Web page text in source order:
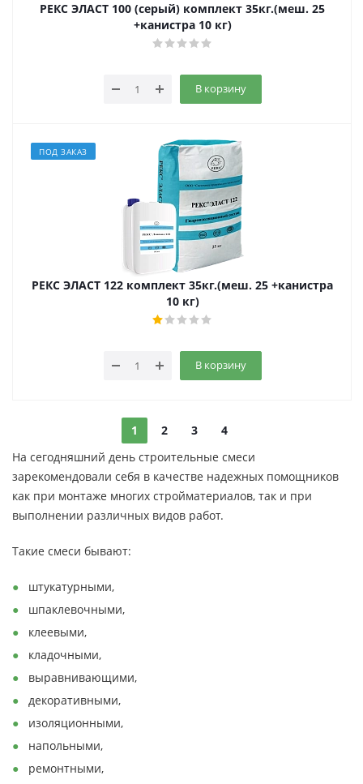
РЕКС ЭЛАСТ 100 (серый) комплект 35кг.(меш. 25
+канистра 10 кг)
В корзину
ПОД ЗАКАЗ
РЕКС ЭЛАСТ 122 комплект 35кг.(меш. 25 +канистра
10 кг)
В корзину
1 2 3
4
На сегодняшний день строительные смеси
зарекомендовали себя в качестве надежных помощников
как при монтаже многих стройматериалов, так и при
выполнении различных видов работ.
Такие смеси бывают:
штукатурными,
шпаклевочными,
клеевыми,
кладочными,
выравнивающими,
декоративными,
изоляционными,
напольными,
ремонтными,